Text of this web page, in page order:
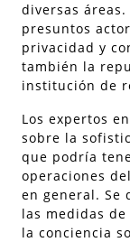
diversas
presuntos
privacidad y
también la
institución de
Los expertos
sobre la
que podría
operaciones
en general. Se
las medidas
la conciencia